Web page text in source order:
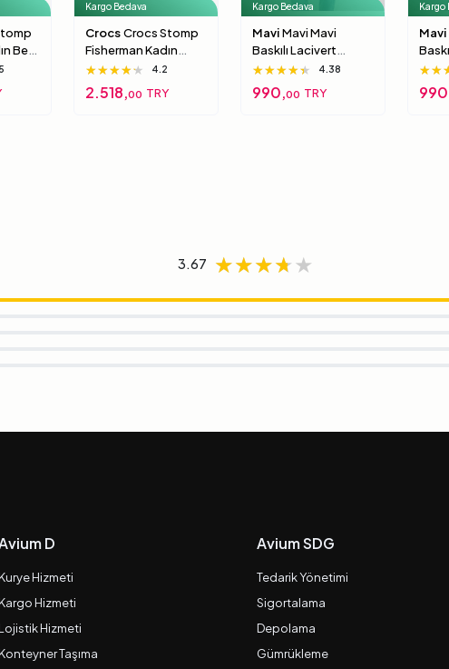
Bej
Kargo Bedava
CrocsCrocs Stomp
Fisherman Kadın
Siyah Sandalet 39-
40
★★★★★
★★★★★
★★★★★ 4.2
2.518,00 TRY
Kargo Bedava
MaviMavi Mavi
Baskılı Lacivert
Sweatshirt 0S10301-
70490 S
★★★★★
★★★★★
★★★★★ 4.38
990,00 TRY
Kargo
Mavi
71598
3.67 ★★★★★
★★★★★
★★★★★
D
Hizmeti
Hizmeti
Hizmeti
Taşıma
Avium SDG
Tedarik Yönetimi
Sigortalama
Depolama
Gümrükleme